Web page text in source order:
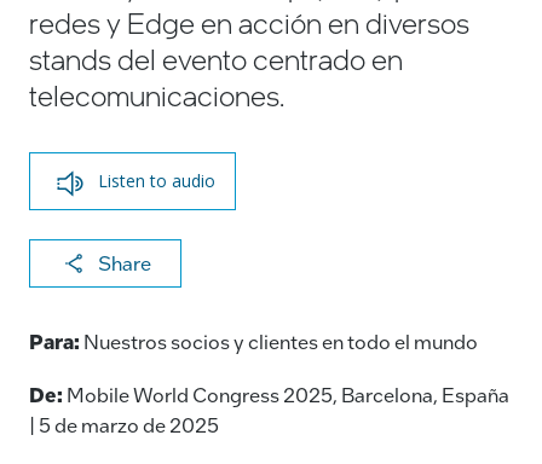
redes y Edge en acción en diversos
stands del evento centrado en
telecomunicaciones.
Listen to audio
Share
X
a
c
e
b
k
e
dI
ai p
y
Li
Para: Nuestros socios y clientes en todo el mundo
De: Mobile World Congress 2025, Barcelona, España
| 5 de marzo de 2025